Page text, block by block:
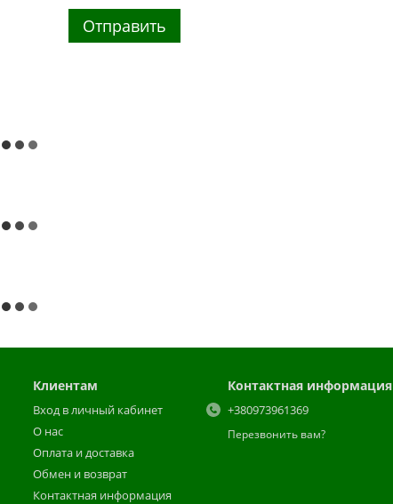
Отправить
Клиентам
Вход в личный кабинет
О нас
Оплата и доставка
Обмен и возврат
Контактная информация
Контактная информация
+380973961369
Перезвонить вам?